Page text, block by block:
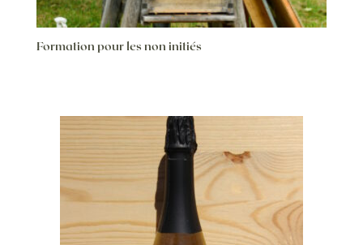
Formation pour les non initiés